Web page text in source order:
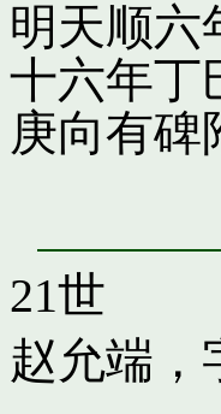
明天顺六
十六年丁
庚向有碑
21世
赵允端，